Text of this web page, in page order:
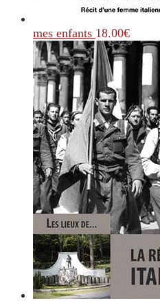
mes enfants 18.00€